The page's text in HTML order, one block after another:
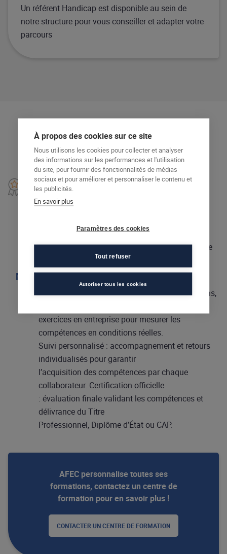
Un référent Handicap est disponible au sein de
notre structure pour vous conseiller et adapter votre
parcours
Programme de la formation
Programme
– Accueil et installation du client
– Conseil sur les mets et boissons
– Prise de commande et transmission en cuisine
Modalités d'évaluation
Évaluations pratiques et adaptées : études de cas,
exercices en entreprise pour mesurer les
compétences en conditions réelles.
Suivi personnalisé : accompagnement et retours
individualisés pour garantir
l’acquisition des compétences par chaque
collaborateur. Certification officielle
: évaluation finale validant les compétences et
délivrance du Titre
Professionnel, Diplôme d’État ou CAP.
AFEC personnalise toutes ses
formations, contactez un centre de
formation pour en savoir plus !
CONTACTER UN CENTRE DE FORMATION
À propos des cookies sur ce site
Nous utilisons les cookies pour collecter et analyser
des informations sur les performances et l'utilisation
du site, pour fournir des fonctionnalités de médias
sociaux et pour améliorer et personnaliser le contenu et
les publicités.
En savoir plus
Paramètres des cookies
Tout refuser
Autoriser tous les cookies